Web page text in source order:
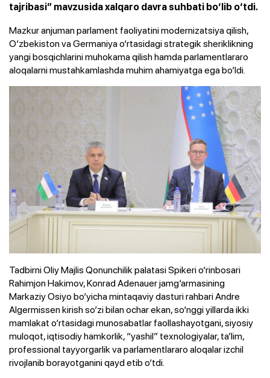
tajribasi” mavzusida xalqaro davra suhbati bo‘lib o‘tdi.
Mazkur anjuman parlament faoliyatini modernizatsiya qilish,
O‘zbekiston va Germaniya o‘rtasidagi strategik sheriklikning
yangi bosqichlarini muhokama qilish hamda parlamentlararo
aloqalarni mustahkamlashda muhim ahamiyatga ega bo‘ldi.
Tadbirni Oliy Majlis Qonunchilik palatasi Spikeri o‘rinbosari
Rahimjon Hakimov, Konrad Adenauer jamg‘armasining
Markaziy Osiyo bo‘yicha mintaqaviy dasturi rahbari Andre
Algermissen kirish so‘zi bilan ochar ekan, so‘nggi yillarda ikki
mamlakat o‘rtasidagi munosabatlar faollashayotgani, siyosiy
muloqot, iqtisodiy hamkorlik, “yashil” texnologiyalar, ta’lim,
professional tayyorgarlik va parlamentlararo aloqalar izchil
rivojlanib borayotganini qayd etib o‘tdi.